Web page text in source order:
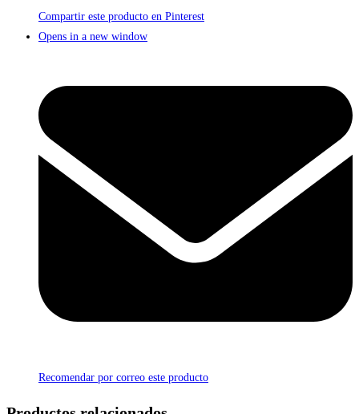
Compartir este producto en Pinterest
Opens in a new window
Recomendar por correo este producto